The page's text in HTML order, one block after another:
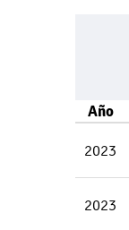
Año
2023
2023